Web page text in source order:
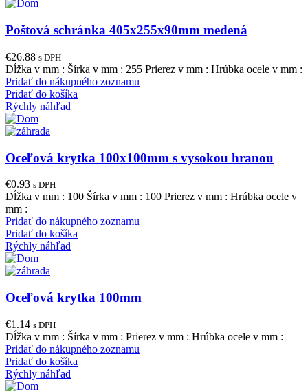
Poštová schránka 405x255x90mm medená
€26.88 s DPH
Dĺžka v mm : Šírka v mm : 255 Prierez v mm : Hrúbka ocele v mm :
Pridať do nákupného zoznamu
Pridať do košíka
Rýchly náhľad
Oceľová krytka 100x100mm s vysokou hranou
€0.93 s DPH
Dĺžka v mm : 100 Šírka v mm : 100 Prierez v mm : Hrúbka ocele v
mm :
Pridať do nákupného zoznamu
Pridať do košíka
Rýchly náhľad
Oceľová krytka 100mm
€1.14 s DPH
Dĺžka v mm : Šírka v mm : Prierez v mm : Hrúbka ocele v mm :
Pridať do nákupného zoznamu
Pridať do košíka
Rýchly náhľad